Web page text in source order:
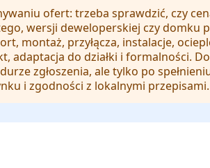
ofert: trzeba sprawdzić, czy
wersji deweloperskiej czy domku
montaż, przyłącza, instalacje,
adaptacja do działki i formalności.
zgłoszenia, ale tylko po
i zgodności z lokalnymi przepisami.